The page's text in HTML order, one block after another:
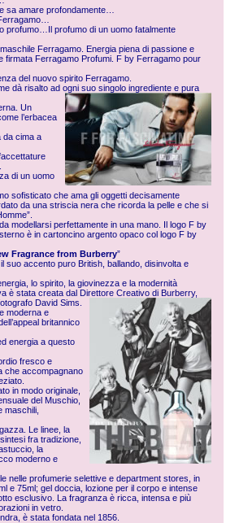
sa amare profondamente…
profumo…Il profumo di un uomo fatalmente
Ferragamo. Energia piena di passione e
firmata Ferragamo Profumi. F by Ferragamo pour
del nuovo spirito Ferragamo.
dà risalto ad ogni suo singolo ingrediente e pura
Un
l’erbacea
da cima a
di un uomo
sofisticato che ama gli oggetti decisamente
da una striscia nera che ricorda la pelle e che si
modellarsi perfettamente in una mano. Il logo F by
è in cartoncino argento opaco col logo F by
Fragrance from Burberry”
suo accento puro British, ballando, disinvolta e
lo spirito, la giovinezza e la modernità
è stata creata dal Direttore Creativo di Burberry,
David Sims.
moderna e
britannico
energia a questo
fresco e
che accompagnano
in modo originale,
del Muschio,
maschili,
Le linee, la
fra tradizione,
la
moderno e
nelle profumerie selettive e department stores, in
e 75ml; gel doccia, lozione per il corpo e intense
esclusivo. La fragranza è ricca, intensa e più
in vetro.
è stata fondata nel 1856.